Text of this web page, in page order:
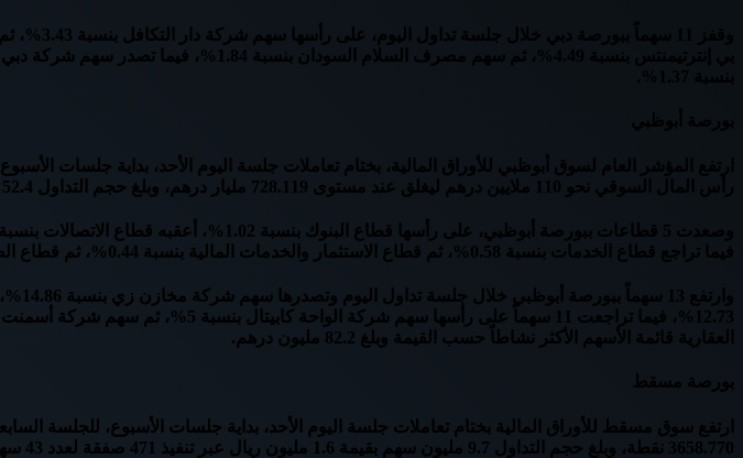
بورصة أبوظبي
رأس المال السوقي نحو 110 ملايين درهم ليغلق عند مستوى 728.119 مليار درهم، وبلغ حجم التداول 52.4 مليون سهم، بقيمة 303.9 مليون درهم، عبر تنفيذ 1188 صفقة.
فيما تراجع قطاع الخدمات بنسبة 0.58%، ثم قطاع الاستثمار والخدمات المالية بنسبة 0.44%، ثم قطاع الصناعة بنسبة 0.31%.
العقارية قائمة الأسهم الأكثر نشاطاً حسب القيمة وبلغ 82.2 مليون درهم.
بورصة مسقط
3658.770 نقطة، وبلغ حجم التداول 9.7 مليون سهم بقيمة 1.6 مليون ريال عبر تنفيذ 471 صفقة لعدد 43 سهماً.